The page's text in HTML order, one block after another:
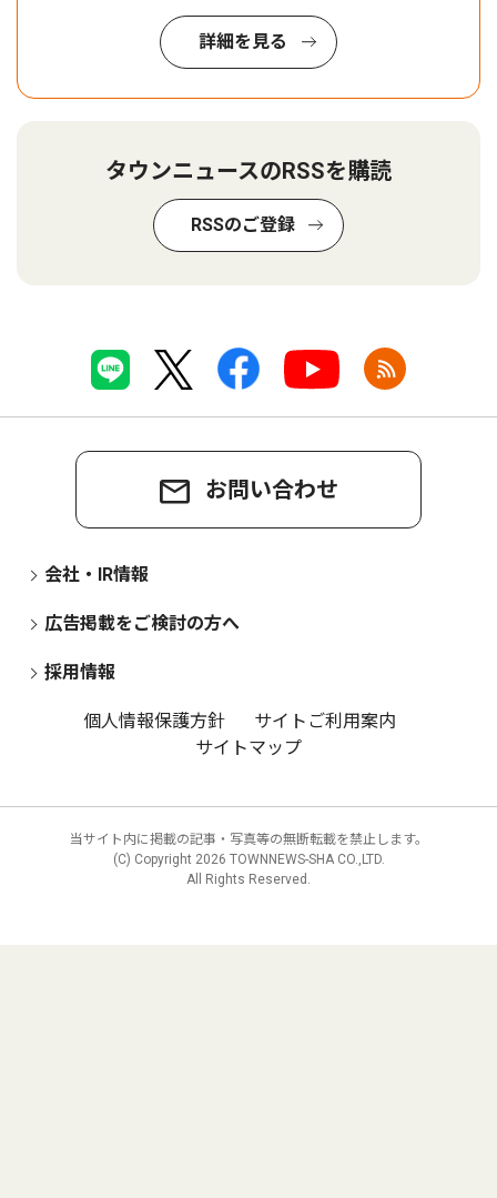
詳細を見る
タウンニュースのRSSを購読
RSSのご登録
お問い合わせ
会社・IR情報
広告掲載をご検討の方へ
採用情報
個人情報保護方針
サイトご利用案内
サイトマップ
当サイト内に掲載の記事・写真等の無断転載を禁止します。
(C) Copyright 2026 TOWNNEWS-SHA CO.,LTD.
All Rights Reserved.